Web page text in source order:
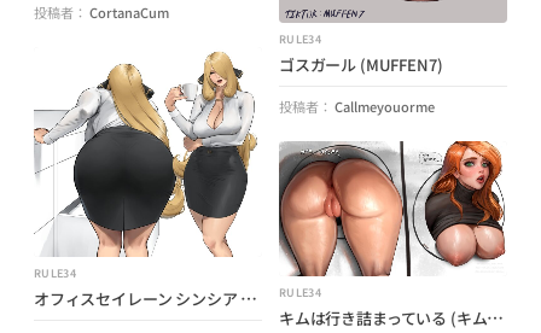
投稿者： CortanaCum
RULE34
ゴスガール (MUFFEN7)
投稿者： Callmeyouorme
RULE34
オフィスセイレーン シンシア (わさびしょうゆ34) (ポケモン) RULE34
キムは行き詰まっている (キム・ポッシブル) (Blimaxx)